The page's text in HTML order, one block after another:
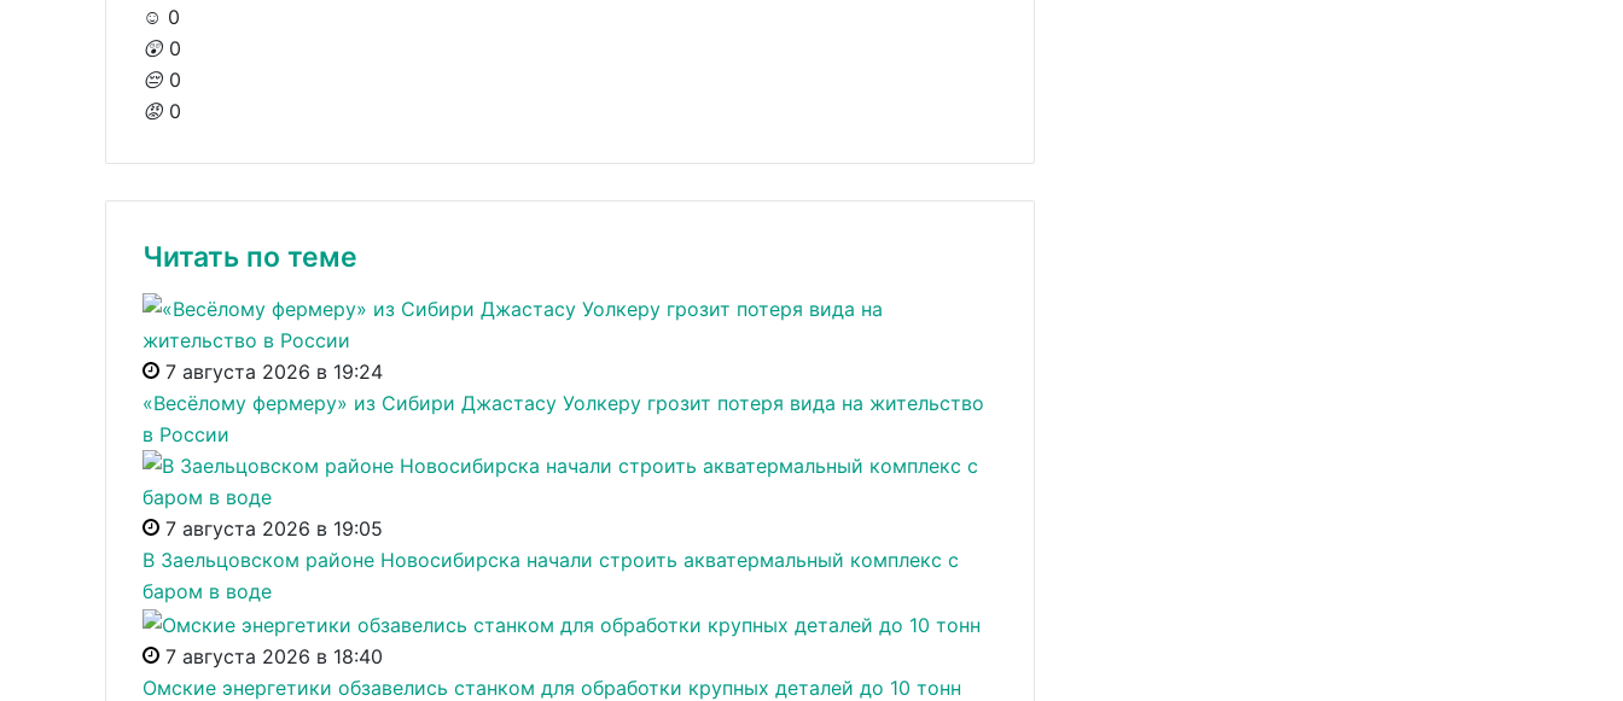
☺️ 0
😲 0
😔 0
😡 0
Читать по теме
7 августа 2026 в 19:24
«Весёлому фермеру» из Сибири Джастасу Уолкеру грозит потеря вида на жительство
в России
7 августа 2026 в 19:05
В Заельцовском районе Новосибирска начали строить акватермальный комплекс с
баром в воде
7 августа 2026 в 18:40
Омские энергетики обзавелись станком для обработки крупных деталей до 10 тонн